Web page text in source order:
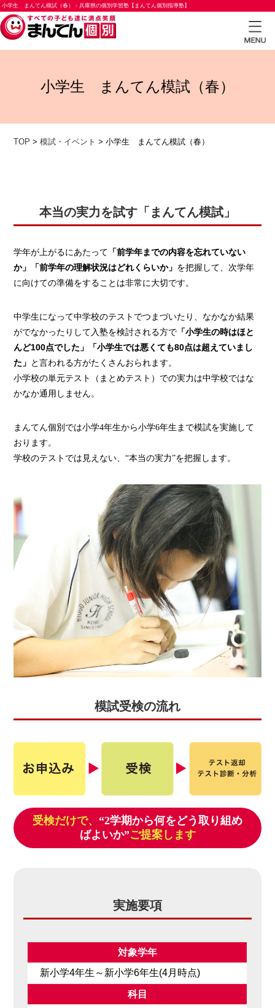
小学生 まんてん模試（春） - 兵庫県の個別学習塾【まんてん個別指導塾】
ース
生コ
合格
の流
まん
ー
小学生 まんてん模試（春）
TOP >模試・イベント >小学生 まんてん模試（春）
本当の実力を試す「まんてん模試」
学年が上がるにあたって 「前学年までの内容を忘れていない
か」「前学年の理解状況はどれくらいか」 を把握して、次学年
に向けての準備をすることは非常に大切です。
中学生になって中学校のテストでつまづいたり、なかなか結果
がでなかったりして入塾を検討される方で 「小学生の時はほと
んど100点でした」「小学生では悪くても80点は超えていまし
た」 と言われる方がたくさんおられます。
小学校の単元テスト（まとめテスト）での実力は中学校ではな
かなか通用しません。
まんてん個別では小学4年生から小学6年生まで模試を実施して
おります。
学校のテストでは見えない、“本当の実力”を把握します。
模試受検の流れ
受検だけで、 “2学期から何をどう取り組め
ばよいか”ご提案します
実施要項
対象学年
新小学4年生～新小学6年生(4月時点)
科目